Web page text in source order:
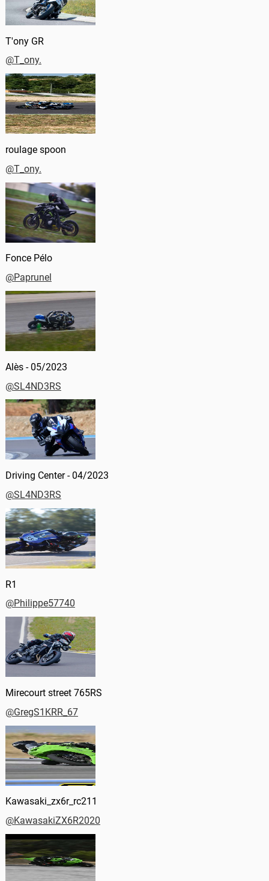
T'ony GR
@T_ony.
roulage spoon
@T_ony.
Fonce Pélo
@Paprunel
Alès - 05/2023
@SL4ND3RS
Driving Center - 04/2023
@SL4ND3RS
R1
@Philippe57740
Mirecourt street 765RS
@GregS1KRR_67
Kawasaki_zx6r_rc211
@KawasakiZX6R2020